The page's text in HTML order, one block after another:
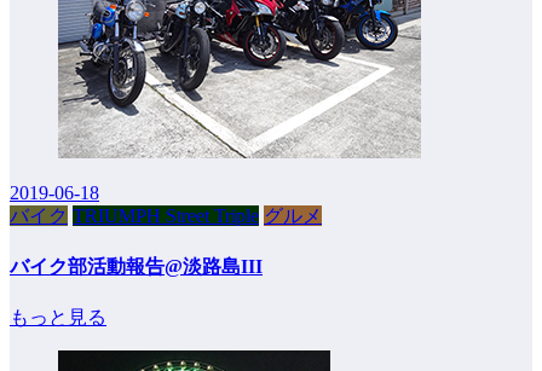
2019-06-18
バイク TRIUMPH Street Triple グルメ
バイク部活動報告@淡路島III
もっと見る